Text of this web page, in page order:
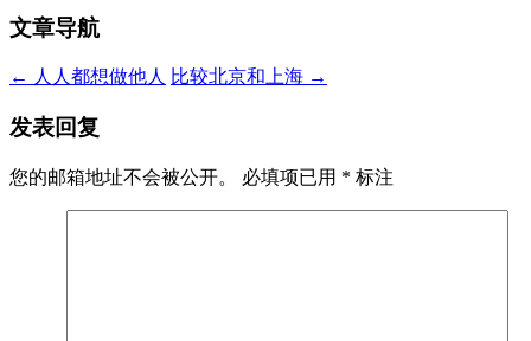
文章导航
← 人人都想做他人 比较北京和上海 →
发表回复
您的邮箱地址不会被公开。 必填项已用 * 标注